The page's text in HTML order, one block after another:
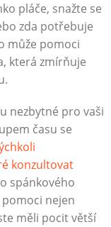
pláče, snažte se
zda potřebuje
může pomoci
která zmírňuje
nezbytné pro vaši
času se
konzultovat
spánkového
nejen
měli pocit větší